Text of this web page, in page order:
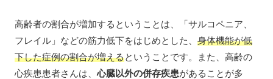
高齢者の割合が増加するということは、「サルコペニア、
フレイル」などの筋力低下をはじめとした、 身体機能が低
下した症例の割合が増えるということです。また、高齢の
心疾患患者さんは、心臓以外の併存疾患があることが多